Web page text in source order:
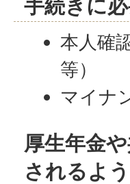
手続きに
本人確
等）
マイナ
厚生年金
されるよ